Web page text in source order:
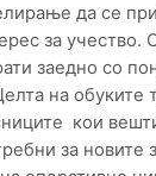
да се
за учество.
заедно со
на обуките
кои
за новите